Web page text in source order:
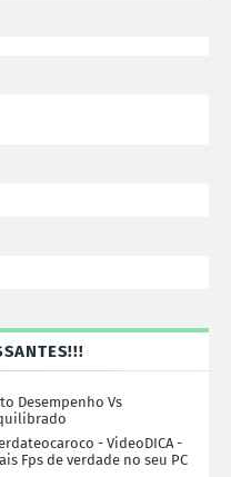
Desempenho Vs
- VideoDICA -
Fps de verdade no seu PC